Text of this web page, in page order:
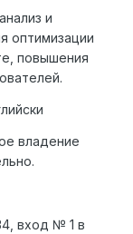
и
оптимизации
повышения
владение
вход № 1 в